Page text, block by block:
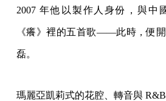
2007 年他以製作人身份，與中
《癢》裡的五首歌——此時，便
磊。
瑪麗亞凱莉式的花腔、轉音與